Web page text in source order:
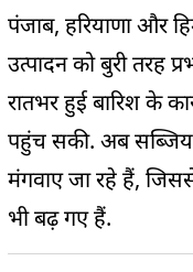
पंजाब, हरियाणा और
उत्पादन को बुरी तरह
रातभर हुई बारिश के
पहुंच सकी. अब
मंगवाए जा रहे हैं,
भी बढ़ गए हैं.